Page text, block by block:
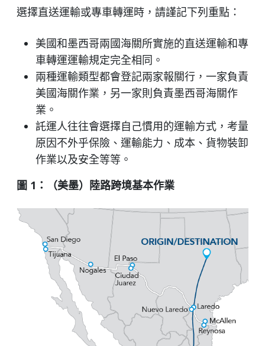
選擇直送運輸或專車轉運時，請謹記下列重點：
美國和墨西哥兩國海關所實施的直送運輸和專
車轉運運輸規定完全相同。
兩種運輸類型都會登記兩家報關行，一家負責
美國海關作業，另一家則負責墨西哥海關作
業。
託運人往往會選擇自己慣用的運輸方式，考量
原因不外乎保險、運輸能力、成本、貨物裝卸
作業以及安全等等。
圖 1：（美墨）陸路跨境基本作業